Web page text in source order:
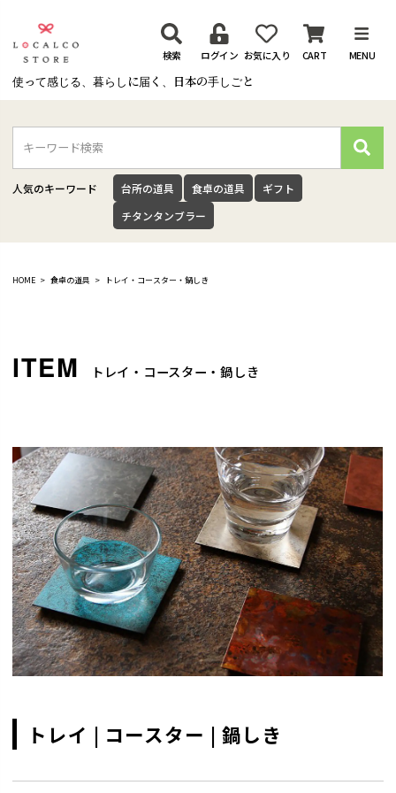
使って感じる、暮らしに届く、日本の手しごと
検索 ログイン お気に入り CART MENU
検
索
人気のキーワード 台所の道具 食卓の道具
ギフト
チタンタンブラー
HOME 食卓の道具 トレイ・コースター・鍋しき
トレイ・コースター・鍋しき
トレイ | コースター | 鍋しき